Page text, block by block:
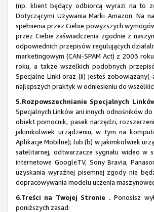
(np. klient będący odbiorcą wyrazi na to
Dotyczącymi Używania Marki Amazon. Na
spełnienia przez Ciebie powyższych
przez Ciebie zaświadczenia zgodnie z
odpowiednich przepisów regulujących
marketingowym (CAN-SPAM Act) z 2003
roku, a także wszelkich podobnych
Specjalne Linki oraz (ii) jesteś
najlepszych praktyk w odniesieniu do
5.Rozpowszechnianie Specjalnych
Specjalnych Linków ani innych odnośników
obiekt pomocnik, pasek narzędzi,
jakimkolwiek urządzeniu, w tym na
Aplikacje Mobilne); lub (b) w jakimkolwiek
satelitarnej, odtwarzacze sygnału wideo
internetowe GoogleTV, Sony Bravia,
uzyskania wyraźnej pisemnej zgody nie
dopracowywania modelu uczenia
6.Treści na Twojej Stronie . Ponosisz
poniższych zasad: